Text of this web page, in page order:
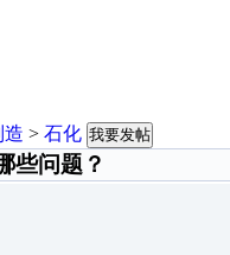
造 > 石化 我要发帖
些问题？